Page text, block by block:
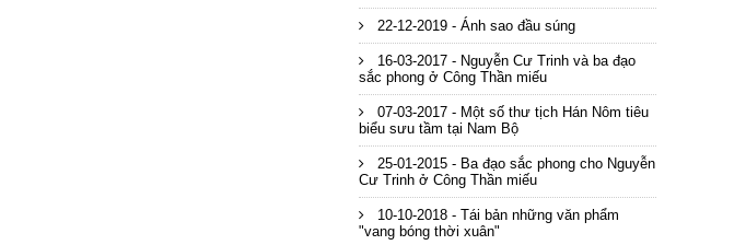
22-12-2019 - Ánh sao đầu súng
16-03-2017 - Nguyễn Cư Trinh và ba đạo
sắc phong ở Công Thần miếu
07-03-2017 - Một số thư tịch Hán Nôm tiêu
biểu sưu tầm tại Nam Bộ
25-01-2015 - Ba đạo sắc phong cho Nguyễn
Cư Trinh ở Công Thần miếu
10-10-2018 - Tái bản những văn phẩm
"vang bóng thời xuân"